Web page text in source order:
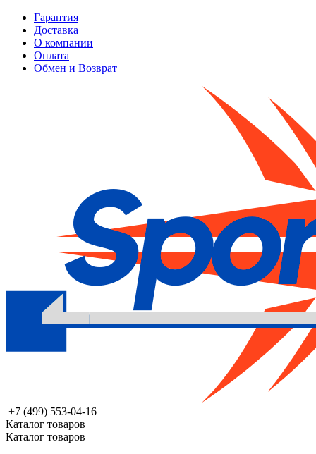
Гарантия
Доставка
О компании
Оплата
Обмен и Возврат
+7 (499) 553-04-16
Каталог товаров
Каталог товаров